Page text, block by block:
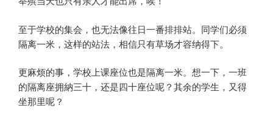
至于学校的集会，也无法像往日一番排排站。同学们必须
隔离一米，这样的站法，相信只有草场才容纳得下。
更麻烦的事，学校上课座位也是隔离一米。想一下，一班
的隔离座拥納三十，还是四十座位呢？其余的学生，又得
坐那里呢？